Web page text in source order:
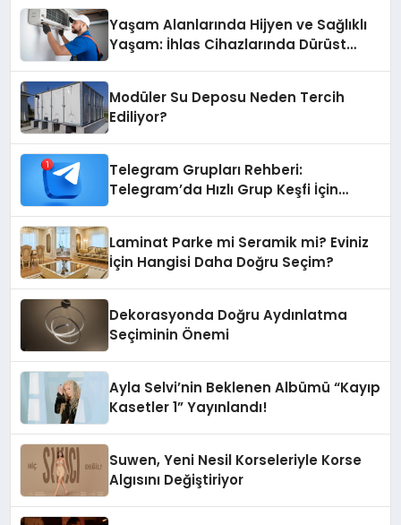
Yaşam Alanlarında Hijyen ve Sağlıklı
Yaşam: İhlas Cihazlarında Dürüst
Modüler Su Deposu Neden Tercih
Ediliyor?
Telegram Grupları Rehberi:
Telegram’da Hızlı Grup Keşfi İçin
Laminat Parke mi Seramik mi? Eviniz
İçin Hangisi Daha Doğru Seçim?
Dekorasyonda Doğru Aydınlatma
Seçiminin Önemi
Ayla Selvi’nin Beklenen Albümü “Kayıp
Kasetler 1” Yayınlandı!
Suwen, Yeni Nesil Korseleriyle Korse
Algısını Değiştiriyor